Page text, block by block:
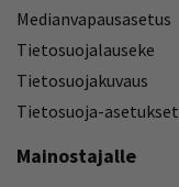
Medianvapausasetus
Tietosuojalauseke
Tietosuojakuvaus
Tietosuoja-asetukset
Mainostajalle